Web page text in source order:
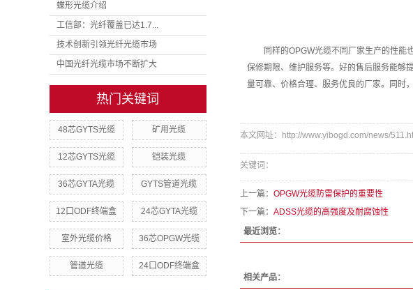
蝶形光缆介绍
工信部：光纤覆盖已达1.7...
技术创新引领光纤光缆市场
中国光纤光缆市场不断扩大
热门关键词
48芯GYTS光缆 矿用光缆
12芯GYTS光缆 铠装光缆
36芯GYTA光缆 GYTS管道光缆
12口ODF终端盒 24芯GYTA光缆
室外光缆价格 36芯OPGW光缆
管道光缆 24口ODF终端盒
同样的OPGW光缆不同厂家生产的性能也
保修期限、维护服务等。好的售后服务能够
量可靠、价格合理、服务优良的厂家。同时
本文网址：http://www.yibogd.com/news/
关键词：
上一篇： OPGW光缆防雷保护的重要性
下一篇： ADSS光缆的高强度及耐腐蚀性
最近浏览：
相关产品：